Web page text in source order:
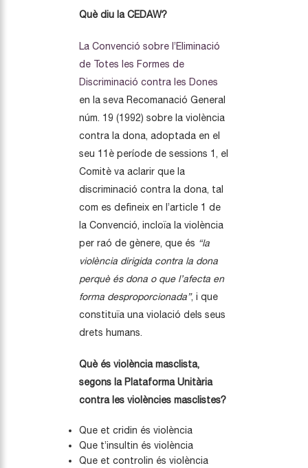
Què diu la CEDAW?
La Convenció sobre l’Eliminació
de Totes les Formes de
Discriminació contra les Dones
en la seva Recomanació General
núm. 19 (1992) sobre la violència
contra la dona, adoptada en el
seu 11è període de sessions 1, el
Comitè va aclarir que la
discriminació contra la dona, tal
com es defineix en l’article 1 de
la Convenció, incloïa la violència
per raó de gènere, que és “la
violència dirigida contra la dona
perquè és dona o que l’afecta en
forma desproporcionada”, i que
constituïa una violació dels seus
drets humans.
Què és violència masclista,
segons la Plataforma Unitària
contra les violències masclistes?
Que et cridin és violència
Que t’insultin és violència
Que et controlin és violència